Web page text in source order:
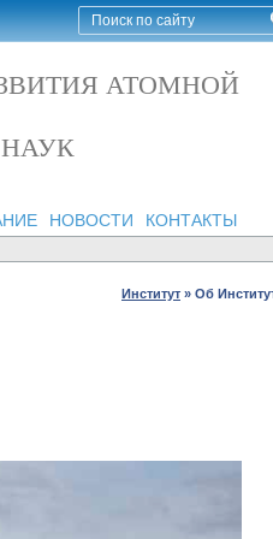
АТОМНОЙ
НОВОСТИ КОНТАКТЫ
Институт » Об